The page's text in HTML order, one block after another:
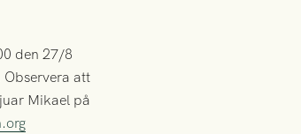
den 27/8
att
Mikael på